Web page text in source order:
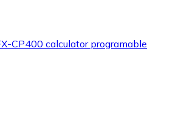
CP400 calculator programable